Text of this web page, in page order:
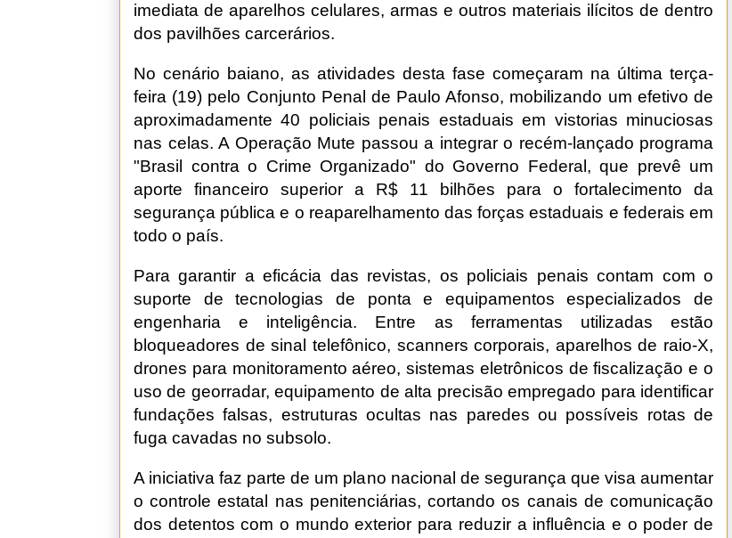
imediata de aparelhos celulares, armas e outros materiais ilícitos de dentro
dos pavilhões carcerários.
No cenário baiano, as atividades desta fase começaram na última terça-
feira (19) pelo Conjunto Penal de Paulo Afonso, mobilizando um efetivo de
aproximadamente 40 policiais penais estaduais em vistorias minuciosas
nas celas. A Operação Mute passou a integrar o recém-lançado programa
"Brasil contra o Crime Organizado" do Governo Federal, que prevê um
aporte financeiro superior a R$ 11 bilhões para o fortalecimento da
segurança pública e o reaparelhamento das forças estaduais e federais em
todo o país.
Para garantir a eficácia das revistas, os policiais penais contam com o
suporte de tecnologias de ponta e equipamentos especializados de
engenharia e inteligência. Entre as ferramentas utilizadas estão
bloqueadores de sinal telefônico, scanners corporais, aparelhos de raio-X,
drones para monitoramento aéreo, sistemas eletrônicos de fiscalização e o
uso de georradar, equipamento de alta precisão empregado para identificar
fundações falsas, estruturas ocultas nas paredes ou possíveis rotas de
fuga cavadas no subsolo.
A iniciativa faz parte de um plano nacional de segurança que visa aumentar
o controle estatal nas penitenciárias, cortando os canais de comunicação
dos detentos com o mundo exterior para reduzir a influência e o poder de